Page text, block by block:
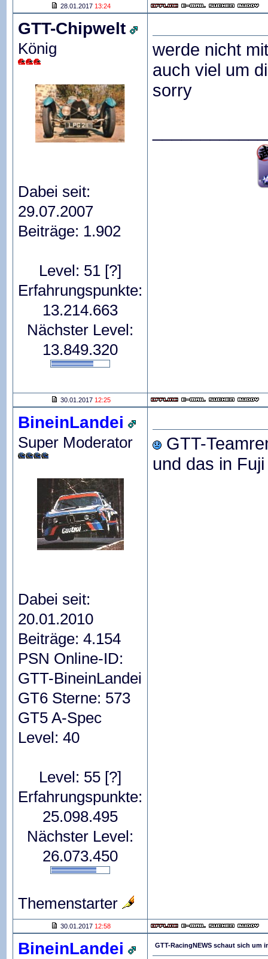
28.01.2017 13:24
GTT-Chipwelt
König
Dabei seit:
29.07.2007
Beiträge: 1.902
Level: 51 [?]
Erfahrungspunkte:
13.214.663
Nächster Level:
13.849.320
werde nicht
auch viel um
sorry
30.01.2017 12:25
BineinLandei
Super Moderator
Dabei seit:
20.01.2010
Beiträge: 4.154
PSN Online-ID:
GTT-BineinLandei
GT6 Sterne: 573
GT5 A-Spec
Level: 40
Level: 55 [?]
Erfahrungspunkte:
25.098.495
Nächster Level:
26.073.450
Themenstarter
GTT-
und das in
30.01.2017 12:58
BineinLandei GTT-RacingNEWS schaut sich um